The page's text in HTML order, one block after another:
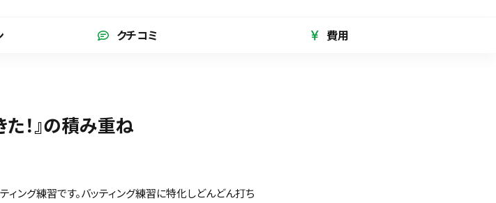
クチコミ 費用
た！』の積み重ね
ング練習です。バッティング練習に特化しどんどん打ち